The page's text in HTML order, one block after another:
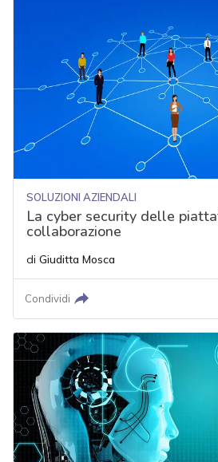
SOLUZIONI AZIENDALI
La cyber security delle
collaborazione
di Giuditta Mosca
Condividi